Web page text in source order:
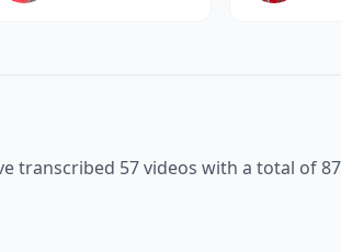
transcribed 57videos with a total of